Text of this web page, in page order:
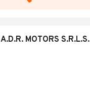
A.D.R. MOTORS S.R.L.S.